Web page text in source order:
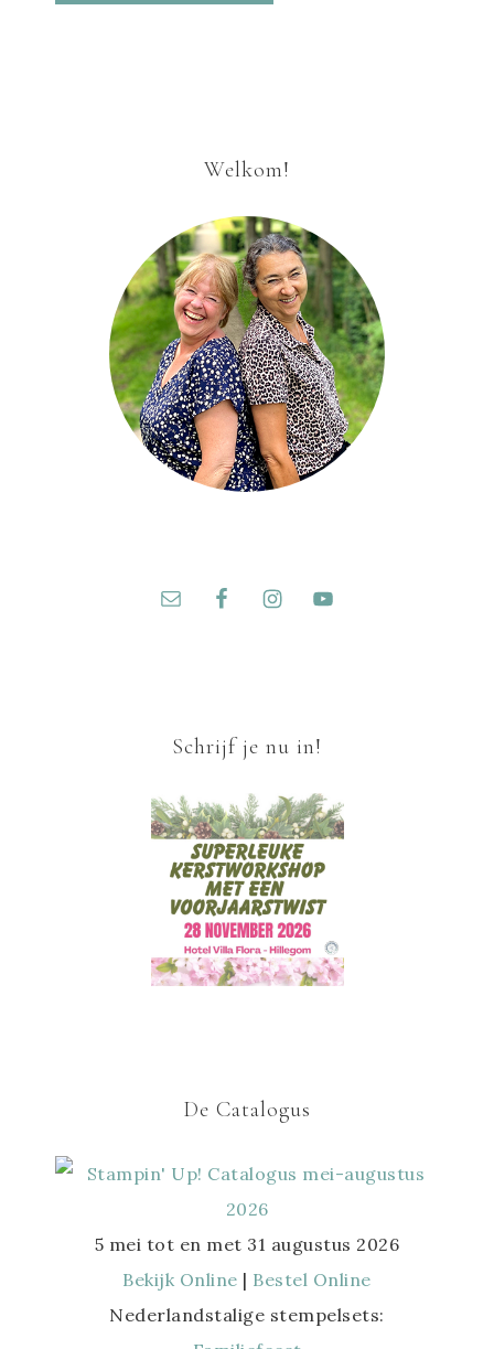
Welkom!
Schrijf je nu in!
De Catalogus
5 mei tot en met 31 augustus 2026
Bekijk Online | Bestel Online
Nederlandstalige stempelsets: